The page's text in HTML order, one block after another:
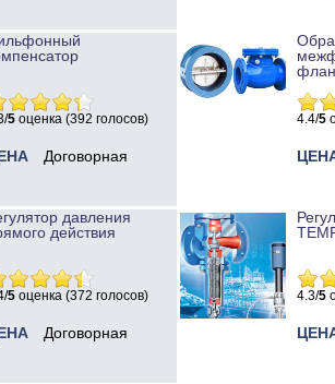
5 оценка (392 голосов)
Договорная
4.4/5
давления
действия
5 оценка (372 голосов)
Договорная
4.3/5